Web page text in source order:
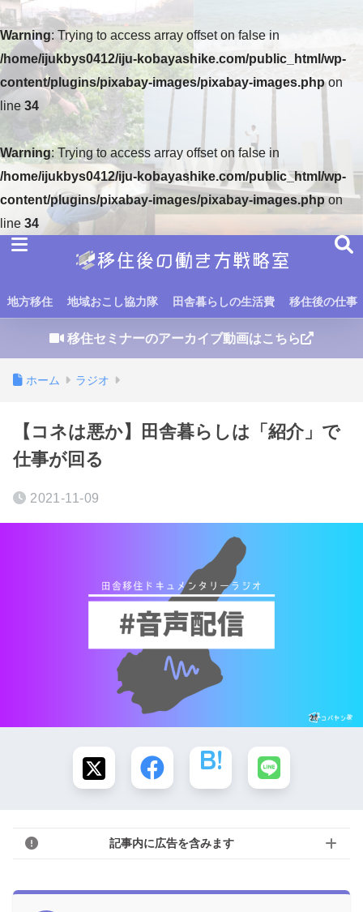
Warning: Trying to access array offset on false in
/home/ijukbys0412/iju-kobayashike.com/public_html/wp-
content/plugins/pixabay-images/pixabay-images.phpon
line 34
Warning: Trying to access array offset on false in
/home/ijukbys0412/iju-kobayashike.com/public_html/wp-
content/plugins/pixabay-images/pixabay-images.phpon
line 34
地方移住 地域おこし協力隊 田舎暮らしの生活費 移住後の仕事
移住セミナーのアーカイブ動画はこちら
ホーム ラジオ
【コネは悪か】田舎暮らしは「紹介」で
仕事が回る
2021-11-09
記事内に広告を含みます